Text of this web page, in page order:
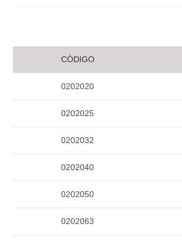
CÓDIGO
0202020
0202025
0202032
0202040
0202050
0202063